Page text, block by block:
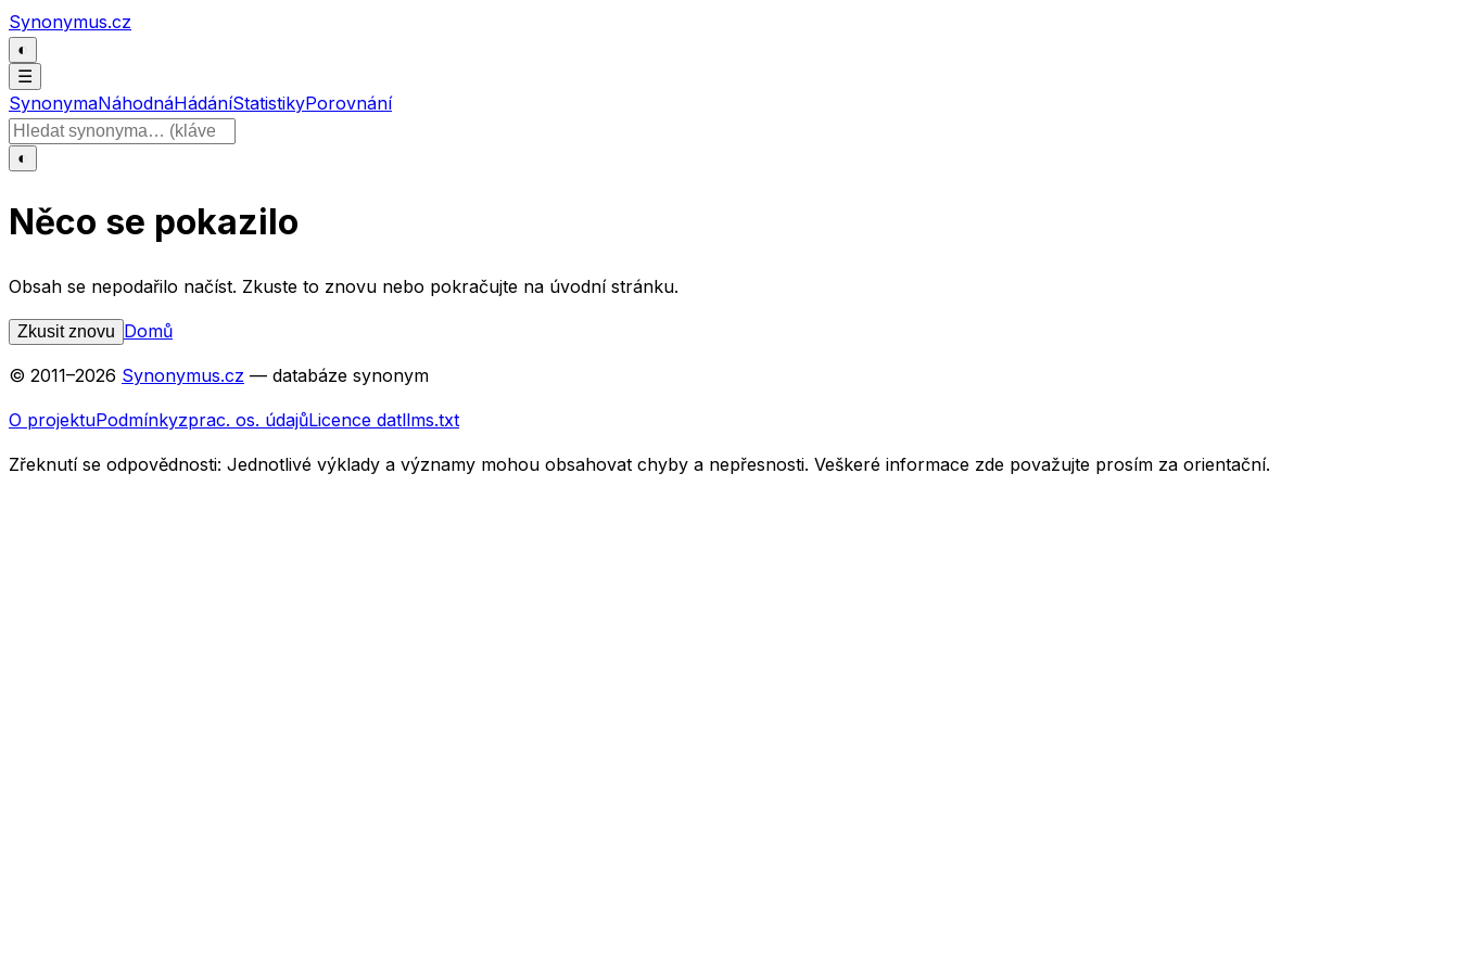
Přeskočit na obsah
Synonymus.cz
◐
☰
SynonymaNáhodnáHádáníStatistikyPorovnání
Hledat slovo
◐
Něco se pokazilo
Obsah se nepodařilo načíst. Zkuste to znovu nebo pokračujte na úvodní stránku.
Zkusit znovu Domů
© 2011–2026 Synonymus.cz — databáze synonym
O projektuPodmínkyzprac. os. údajůLicence datllms.txt
Zřeknutí se odpovědnosti: Jednotlivé výklady a významy mohou obsahovat chyby a nepřesnosti. Veškeré informace zde považujte prosím za orientační.